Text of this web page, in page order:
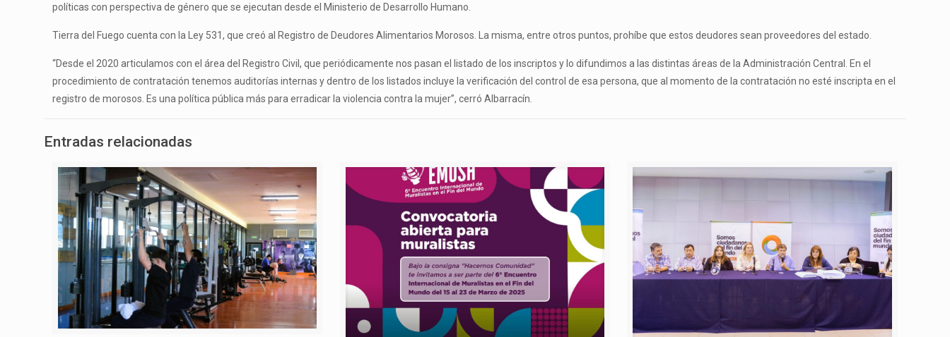
políticas con perspectiva de género que se ejecutan desde el Ministerio de Desarrollo Humano.
Tierra del Fuego cuenta con la Ley 531, que creó al Registro de Deudores Alimentarios Morosos. La misma, entre otros puntos, prohíbe que estos deudores sean proveedores del estado.
“Desde el 2020 articulamos con el área del Registro Civil, que periódicamente nos pasan el listado de los inscriptos y lo difundimos a las distintas áreas de la Administración Central. En el
procedimiento de contratación tenemos auditorías internas y dentro de los listados incluye la verificación del control de esa persona, que al momento de la contratación no esté inscripta en el
registro de morosos. Es una política pública más para erradicar la violencia contra la mujer”, cerró Albarracín.
Entradas relacionadas